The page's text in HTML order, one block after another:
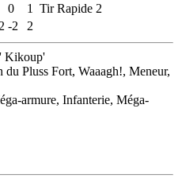
0 1
Tir Rapide 2
-2 2
Kikoup'
du Pluss Fort, Waaagh!, Meneur,
armure, Infanterie, Méga-